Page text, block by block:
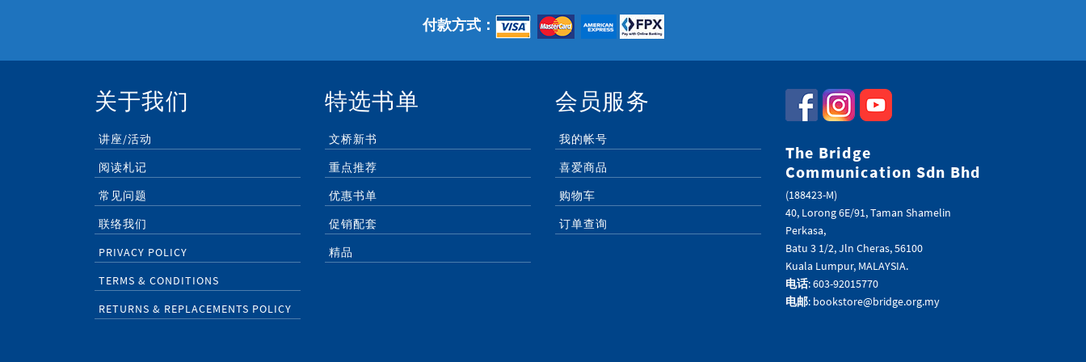
付款方式：
关于我们
讲座/活动
阅读札记
常见问题
联络我们
PRIVACY POLICY
TERMS & CONDITIONS
RETURNS & REPLACEMENTS POLICY
特选书单
文桥新书
重点推荐
优惠书单
促销配套
精品
会员服务
我的帐号
喜爱商品
购物车
订单查询
The Bridge
Communication Sdn Bhd
(188423-M)
40, Lorong 6E/91, Taman Shamelin
Perkasa,
Batu 3 1/2, Jln Cheras, 56100
Kuala Lumpur, MALAYSIA.
电话: 603-92015770
电邮: bookstore@bridge.org.my